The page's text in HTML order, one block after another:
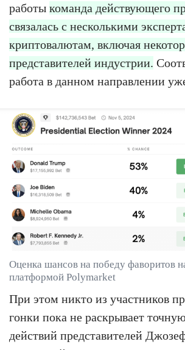
работы команда действующего
связалась с несколькими
криптовалютам, включая
представителей индустрии.
работа в данном направлении
Оценка шансов на победу фаворитов
платформой Polymarket
При этом никто из участников
гонки пока не раскрывает
действий представителей